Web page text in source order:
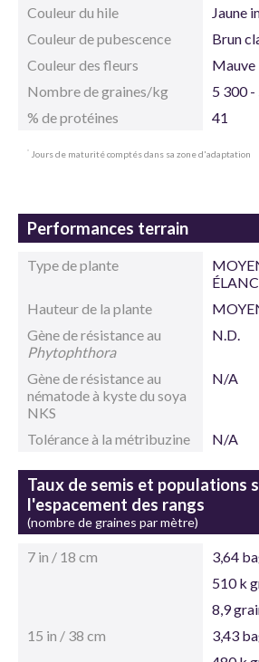
Couleur du hile
Jaune
Couleur de pubescence
Brun
Couleur des fleurs
Mauve
Nombre de graines/kg
5 300 -
% de protéines
41
* Jours de maturité comptés dans sa zone d'adaptation
Performances terrain
Type de plante
Hauteur de la plante
Gène de résistance au
Phytophthora
N.D.
Gène de résistance au
nématode à kyste du soya
NKS
N/A
Tolérance à la métribuzine N/A
Taux de semis et populations
l'espacement des rangs
(nombre de graines par mètre)
7 in / 18 cm
3,64
510 k
8,9
15 in / 38 cm
3,43